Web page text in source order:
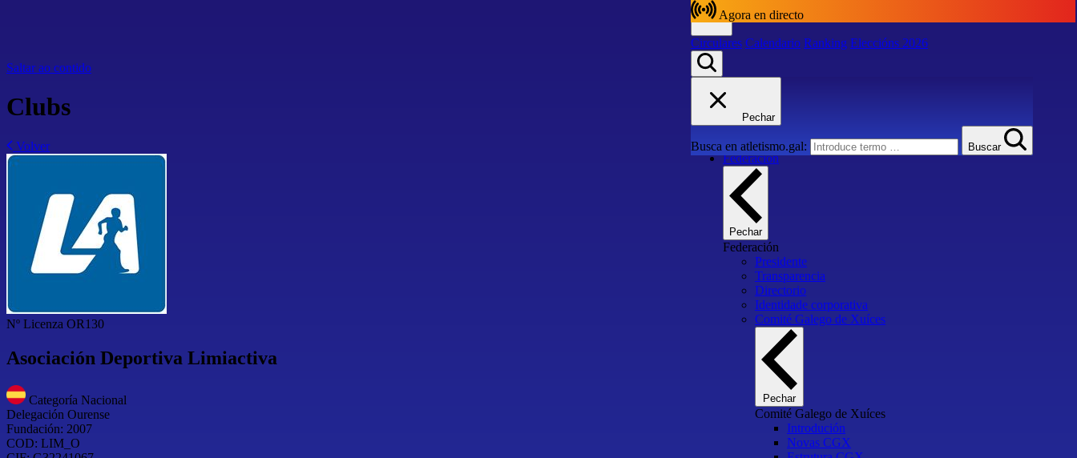
Saltar ao contido
Circulares Calendario Ranking Eleccións 2026
Pechar
Busca en atletismo.gal: Buscar
Calendario
Inicio
Federación
Pechar
Federación
Presidente
Transparencia
Directorio
Identidade corporativa
Comité Galego de Xuíces
Pechar
Comité Galego de Xuíces
Introdución
Novas CGX
Agora en directo
Clubs
Volver
Nº Licenza OR130
Asociación Deportiva Limiactiva
Categoría Nacional
Delegación Ourense
Fundación: 2007
COD: LIM_O